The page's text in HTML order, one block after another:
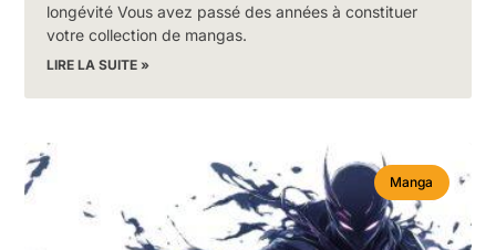
longévité Vous avez passé des années à constituer
votre collection de mangas.
LIRE LA SUITE »
Manga